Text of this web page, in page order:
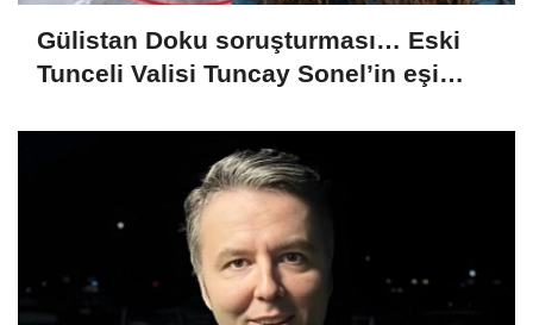
Gülistan Doku soruşturması… Eski
Tunceli Valisi Tuncay Sonel’in eşi